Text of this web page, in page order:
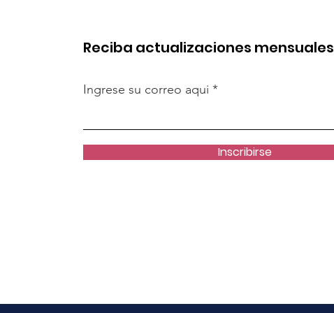
Reciba actualizaciones mensuales
Ingrese su correo aqui
Inscribirse